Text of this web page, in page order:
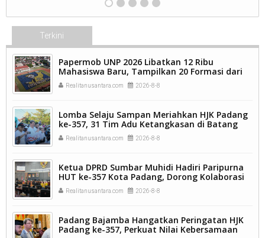
Terkini
Papermob UNP 2026 Libatkan 12 Ribu
Mahasiswa Baru, Tampilkan 20 Formasi dari
9.250 Kavling.
Realitanusantara.com 2026-8-8
Lomba Selaju Sampan Meriahkan HJK Padang
ke-357, 31 Tim Adu Ketangkasan di Batang
Arau.
Realitanusantara.com 2026-8-8
Ketua DPRD Sumbar Muhidi Hadiri Paripurna
HUT ke-357 Kota Padang, Dorong Kolaborasi
dan Inovasi Berkelanjutan.
Realitanusantara.com 2026-8-8
Padang Bajamba Hangatkan Peringatan HJK
Padang ke-357, Perkuat Nilai Kebersamaan